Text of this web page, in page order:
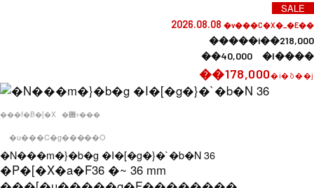
SALE
2026.08.08 �v���C�X�_�E��
�����i��218,000
��40,000 �l����
��178,000�i�ō��j
���f�B�[�X �݌ɂ���
�u���C�g�����O
�N���m�}�b�g �I�[�g�}�`�b�N 36
�P�[�X�a�F36 �~ 36 mm